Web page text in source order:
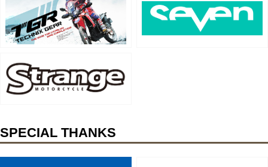
SPECIAL THANKS